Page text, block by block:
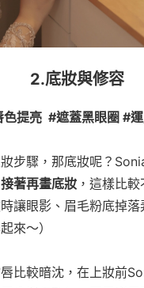
2.底妝與修容
提亮 #遮蓋黑眼圈 #
步驟，那底妝呢？
著再畫底妝 ，這樣比
讓眼影、眉毛粉底掉
來～）
比較暗沈，在上妝前